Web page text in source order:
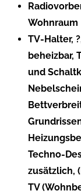
Wohnraum
TV-Halter,
beheizbar,
und
Techno-
zusätzlich,
TV